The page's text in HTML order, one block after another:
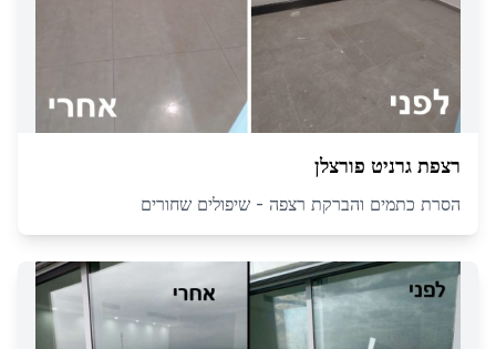
רצפת גרניט פורצלן
הסרת כתמים והברקת רצפה - שיפולים שחורים